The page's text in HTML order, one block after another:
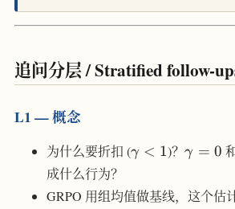
追问分层 / Stratified follow-
L1 — 概念
为什么要折扣 (\gamma
γ < 1)？γ = 0
成什么行为？
GRPO 用组均值做基线，这个估